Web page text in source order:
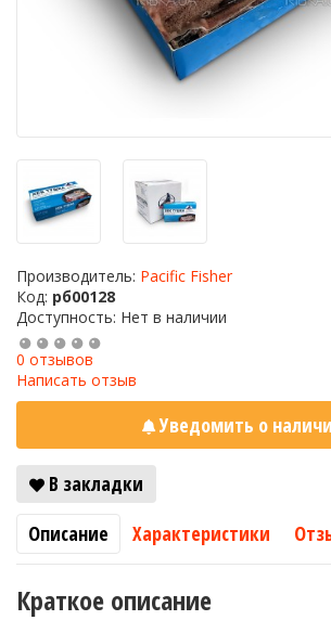
Производитель: Pacific Fisher
Код: рб00128
Доступность: Нет в наличии
0 отзывов
Написать отзыв
Уведомить о
В закладки
Описание
Характеристики
Краткое описание